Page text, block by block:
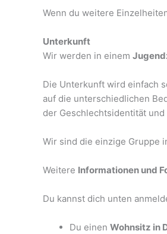
Wenn du weitere
Unterkunft
Wir werden in einem
Die Unterkunft wird einfach
auf die unterschiedlichen
der Geschlechtsidentität
Wir sind die einzige Gruppe
Weitere Informationen und
Du kannst dich unten
Du einen Wohnsitz in